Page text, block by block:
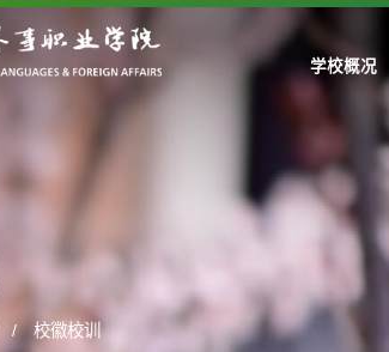
学校概况
/ 校徽校训